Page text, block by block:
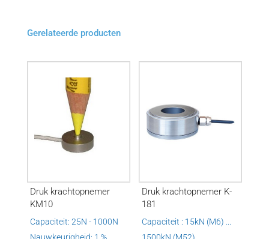
Gerelateerde producten
Druk krachtopnemer
KM10
Capaciteit: 25N - 1000N
Nauwkeurigheid: 1 %
Druk krachtopnemer K-
181
Capaciteit : 15kN (M6) ...
1500kN (M52)